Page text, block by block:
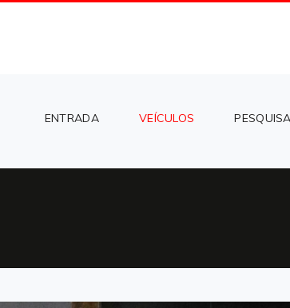
ENTRADA VEÍCULOS